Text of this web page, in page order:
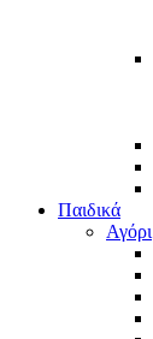
Παιδικά
Αγόρι